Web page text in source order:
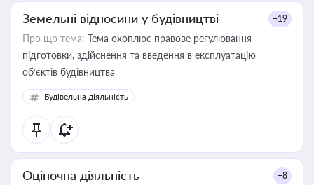
Земельні відносини у будівництві +19
Про що тема: Тема охоплює правове регулювання
підготовки, здійснення та введення в експлуатацію
об’єктів будівництва
Будівельна діяльність
Оціночна діяльність +8